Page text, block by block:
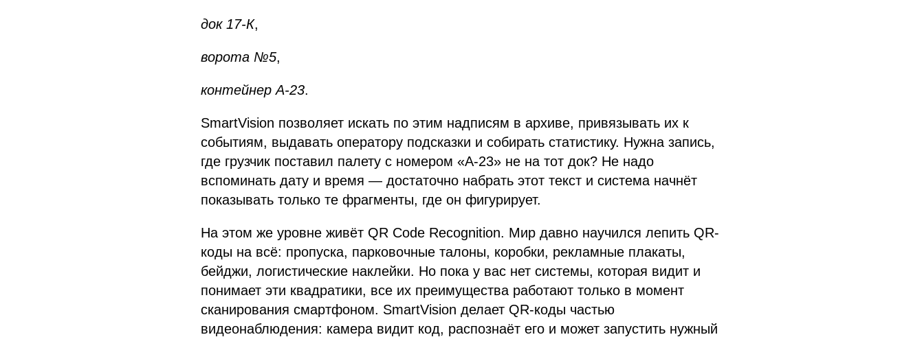
док 17-К,
ворота №5,
контейнер A-23.
SmartVision позволяет искать по этим надписям в архиве, привязывать их к
событиям, выдавать оператору подсказки и собирать статистику. Нужна запись,
где грузчик поставил палету с номером «A-23» не на тот док? Не надо
вспоминать дату и время — достаточно набрать этот текст и система начнёт
показывать только те фрагменты, где он фигурирует.
На этом же уровне живёт QR Code Recognition. Мир давно научился лепить QR-
коды на всё: пропуска, парковочные талоны, коробки, рекламные плакаты,
бейджи, логистические наклейки. Но пока у вас нет системы, которая видит и
понимает эти квадратики, все их преимущества работают только в момент
сканирования смартфоном. SmartVision делает QR-коды частью
видеонаблюдения: камера видит код, распознаёт его и может запустить нужный